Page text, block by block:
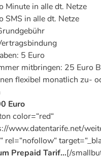
Minute in alle dt. Netze
SMS in alle dt. Netze
5 Euro
mitbringen: 25 Euro
flexibel monatlich zu-
Euro
color=“red“
www.datentarife.net/
rel=“nofollow“
Prepaid Tarif…[/